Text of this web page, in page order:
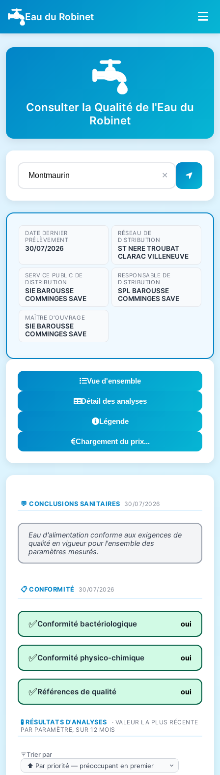
Eau du Robinet
Consulter la Qualité de l'Eau du
Robinet
✕
Résultats de qualité de l'eau
DATE DERNIER
PRÉLÈVEMENT
30/07/2026
RÉSEAU DE
DISTRIBUTION
ST NERE TROUBAT
CLARAC VILLENEUVE
SERVICE PUBLIC DE
DISTRIBUTION
SIE BAROUSSE
COMMINGES SAVE
RESPONSABLE DE
DISTRIBUTION
SPL BAROUSSE
COMMINGES SAVE
MAÎTRE D'OUVRAGE
SIE BAROUSSE
COMMINGES SAVE
Vue d'ensemble
Détail des analyses
Légende
Chargement du prix...
💬 CONCLUSIONS SANITAIRES 30/07/2026
Eau d'alimentation conforme aux exigences de
qualité en vigueur pour l'ensemble des
paramètres mesurés.
📋 CONFORMITÉ 30/07/2026
✅Conformité bactériologique oui
✅Conformité physico-chimique oui
✅Références de qualité oui
🧪 RÉSULTATS D'ANALYSES
· VALEUR LA PLUS RÉCENTE
PAR PARAMÈTRE, SUR 12 MOIS
Trier par